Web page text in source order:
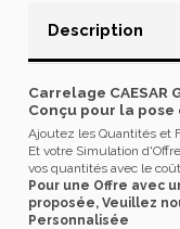
Description
Carrelage CAESAR
Conçu pour la
Ajoutez les Quantités et
Et votre Simulation
vos quantités avec le
Pour une Offre avec
proposée, Veuillez
Personnalisée